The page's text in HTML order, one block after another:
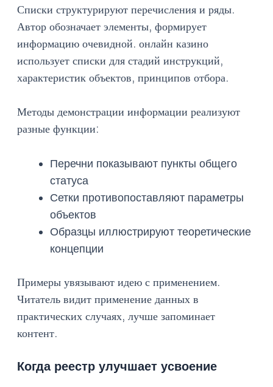
Списки структурируют перечисления и ряды.
Автор обозначает элементы, формирует
информацию очевидной. онлайн казино
использует списки для стадий инструкций,
характеристик объектов, принципов отбора.
Методы демонстрации информации реализуют
разные функции:
Перечни показывают пункты общего
статуса
Сетки противопоставляют параметры
объектов
Образцы иллюстрируют теоретические
концепции
Примеры увязывают идею с применением.
Читатель видит применение данных в
практических случаях, лучше запоминает
контент.
Когда реестр улучшает усвоение